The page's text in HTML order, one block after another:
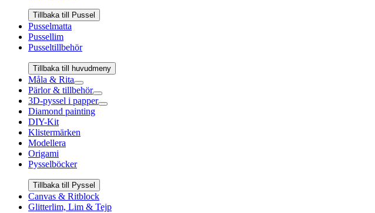
Tillbaka till Pussel
Pusselmatta
Pussellim
Pusseltillbehör
Tillbaka till huvudmeny
Måla & Rita
Pärlor & tillbehör
3D-pyssel i papper
Diamond painting
DIY-Kit
Klistermärken
Modellera
Origami
Pysselböcker
Tillbaka till Pyssel
Canvas & Ritblock
Glitterlim, Lim & Tejp